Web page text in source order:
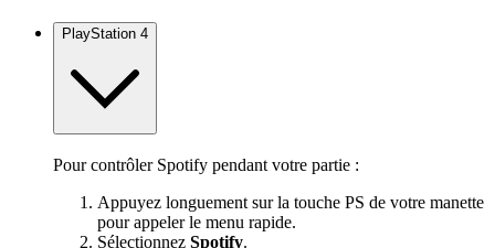
PlayStation 4
Pour contrôler Spotify pendant votre partie :
Appuyez longuement sur la touche PS de votre manette
pour appeler le menu rapide.
Sélectionnez Spotify.